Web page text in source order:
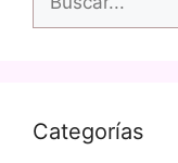
Categorías